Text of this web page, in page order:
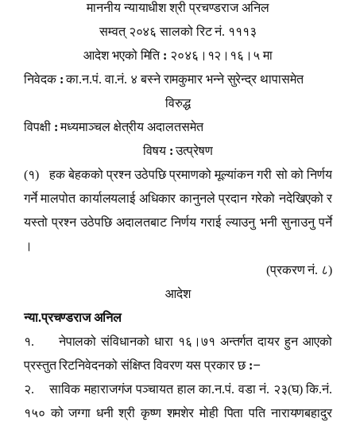
माननीय न्यायाधीश श्री प्रचण्डराज अनिल
सम्वत् २०४६ सालको रिट नं. १११३
आदेश भएको मिति : २०४६।१२।१६।५ मा
निवेदक :का.न.पं. वा.नं. ४ बस्ने रामकुमार भन्ने सुरेन्द्र थापासमेत
विरुद्ध
विपक्षी :मध्यमाञ्चल क्षेत्रीय अदालतसमेत
विषय :उत्प्रेषण
(१) हक बेहकको प्रश्न उठेपछि प्रमाणको मूल्यांकन गरी सो को निर्णय
गर्ने मालपोत कार्यालयलाई अधिकार कानुनले प्रदान गरेको नदेखिएको र
यस्तो प्रश्न उठेपछि अदालतबाट निर्णय गराई ल्याउनु भनी सुनाउनु पर्ने
।
(प्रकरण नं. ८)
आदेश
न्या.प्रचण्डराज अनिल
१. नेपालको संविधानको धारा १६।७१ अन्तर्गत दायर हुन आएको
प्रस्तुत रिटनिवेदनको संक्षिप्त विवरण यस प्रकार छ :–
२. साविक महाराजगंज पञ्चायत हाल का.न.पं. वडा नं. २३(घ) कि.नं.
१५० को जग्गा धनी श्री कृष्ण शमशेर मोही पिता पति नारायणबहादुर